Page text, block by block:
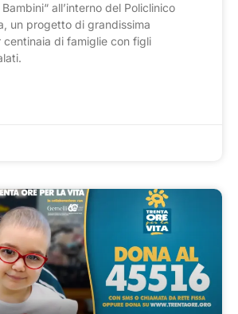
all’interno del Policlinico
un progetto di grandissima
centinaia di famiglie con figli